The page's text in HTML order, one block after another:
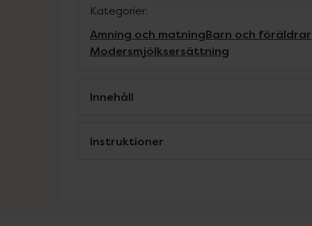
Kategorier:
Amning och matningBarn och föräldrar
Modersmjölksersättning
Innehåll
Instruktioner